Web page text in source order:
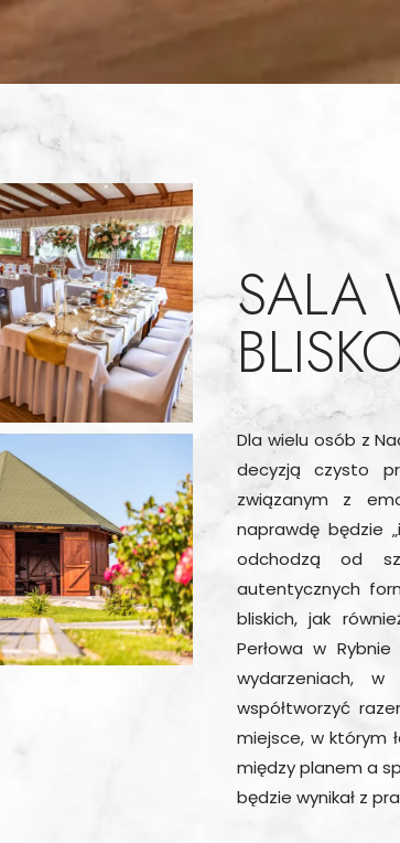
SALA
Dla wielu osób z
decyzją czysto
związanym z
naprawdę będzie
odchodzą od
autentycznych
bliskich, jak
Perłowa w
wydarzeniach,
współtworzyć
miejsce, w którym
między planem a
będzie wynikał z